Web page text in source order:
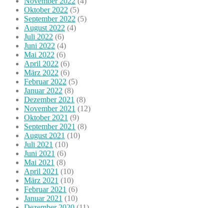
Oktober 2022 (5)
September 2022 (5)
August 2022 (4)
Juli 2022 (6)
Juni 2022 (4)
Mai 2022 (6)
April 2022 (6)
März 2022 (6)
Februar 2022 (5)
Januar 2022 (8)
Dezember 2021 (8)
November 2021 (12)
Oktober 2021 (9)
September 2021 (8)
August 2021 (10)
Juli 2021 (10)
Juni 2021 (6)
Mai 2021 (8)
April 2021 (10)
März 2021 (10)
Februar 2021 (6)
Januar 2021 (10)